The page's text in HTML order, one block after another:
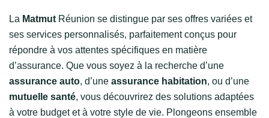
La Matmut Réunion se distingue par ses offres variées et
ses services personnalisés, parfaitement conçus pour
répondre à vos attentes spécifiques en matière
d’assurance. Que vous soyez à la recherche d’une
assurance auto, d’une assurance habitation, ou d’une
mutuelle santé, vous découvrirez des solutions adaptées
à votre budget et à votre style de vie. Plongeons ensemble